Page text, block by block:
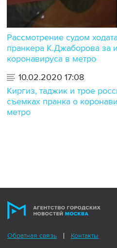
Рассмотрение судом
пранкера К.Джаборова за
коронавируса в метро
10.02.2020 17:08
Киргиз, таджик и трое
съемках пранка о
метро
Обратная связь Контакты